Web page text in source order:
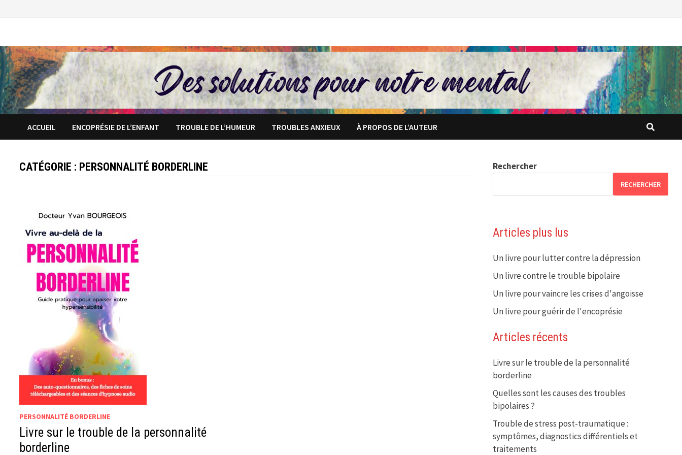
ACCUEIL ENCOPRÉSIE DE L’ENFANT TROUBLE DE L’HUMEUR TROUBLES ANXIEUX À PROPOS DE L’AUTEUR
CATÉGORIE : PERSONNALITÉ BORDERLINE
PERSONNALITÉ BORDERLINE
Livre sur le trouble de la personnalité
borderline
Rechercher
RECHERCHER
Articles plus lus
Un livre pour lutter contre la dépression
Un livre contre le trouble bipolaire
Un livre pour vaincre les crises d'angoisse
Un livre pour guérir de l'encoprésie
Articles récents
Livre sur le trouble de la personnalité
borderline
Quelles sont les causes des troubles
bipolaires ?
Trouble de stress post-traumatique :
symptômes, diagnostics différentiels et
traitements